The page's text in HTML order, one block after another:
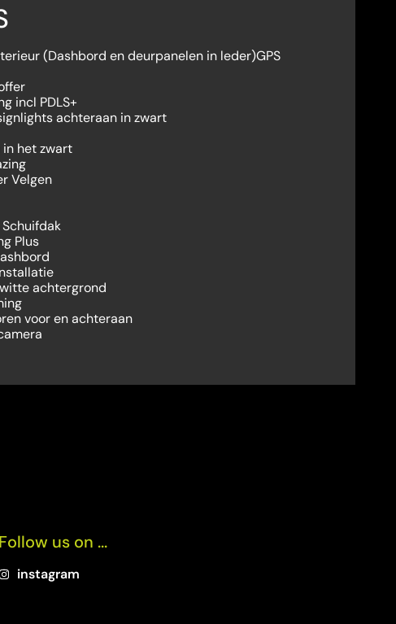
(Dashbord en deurpanelen in leder)GPS
incl PDLS+
achteraan in zwart
het zwart
Velgen
Plus
achtergrond
voor en achteraan
Follow us on ...
instagram